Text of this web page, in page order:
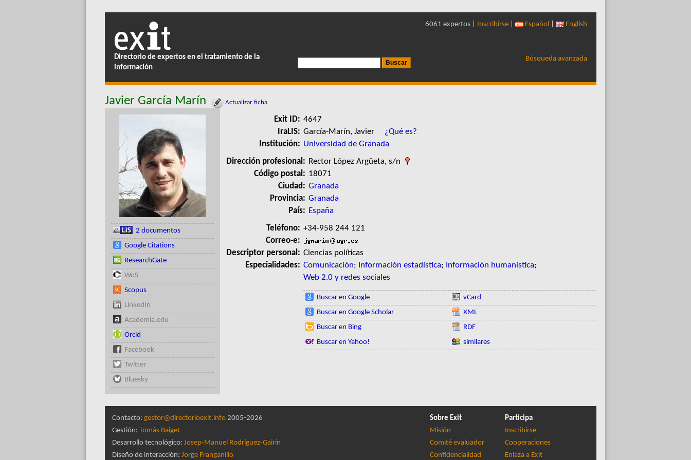
Directorio de expertos en el tratamiento de la
información
6061 expertos | Inscribirse Español English
Búsqueda avanzada
Javier García Marín Actualizar ficha
2 documentos
Google Citations
ResearchGate
WoS
Scopus
LinkedIn
Academia.edu
Orcid
Facebook
Twitter
Bluesky
Exit ID: 4647
IraLIS: García-Marín, Javier ¿Qué es?
Institución: Universidad de Granada
Dirección profesional: Rector López Argüeta, s/n
Código postal: 18071
Ciudad: Granada
Provincia: Granada
País: España
Teléfono: +34-958 244 121
Correo-e:
Descriptor personal: Ciencias políticas
Especialidades: Comunicación; Información estadística; Información humanística;
Web 2.0 y redes sociales
Buscar en Google
Buscar en Google Scholar
Buscar en Bing
Buscar en Yahoo!
vCard
XML
RDF
similares
Contacto: gestor@directorioexit.info 2005-2026
Gestión: Tomàs Baiget
Desarrollo tecnológico: Josep-Manuel Rodríguez-Gairín
Diseño de interacción: Jorge Franganillo
Sobre Exit
Misión
Comité evaluador
Confidencialidad
Participa
Inscribirse
Cooperaciones
Enlaza a Exit